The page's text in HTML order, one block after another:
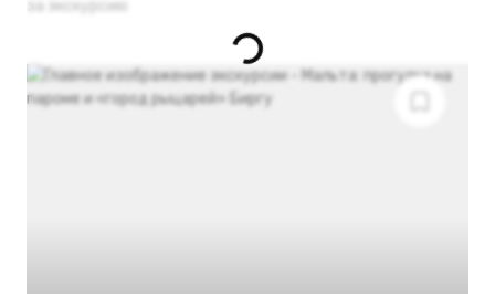
за экскурсию